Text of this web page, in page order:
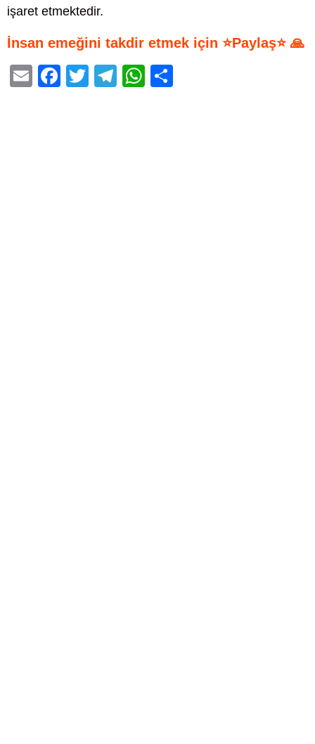
işaret etmektedir.
İnsan emeğini takdir etmek için ⭐Paylaş⭐ 🙏
E
F
T
T
W